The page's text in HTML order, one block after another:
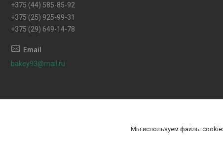
+375 (44) 585-85-92
+375 (25) 925-99-31
+375 (29) 649-14-78
bakey93@mail.ru
Мы используем файлы